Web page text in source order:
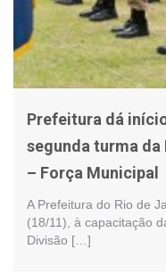
Prefeitura dá
segunda turma da
– Força Municipal
A Prefeitura do Rio de
(18/11), à capacitação
Divisão […]